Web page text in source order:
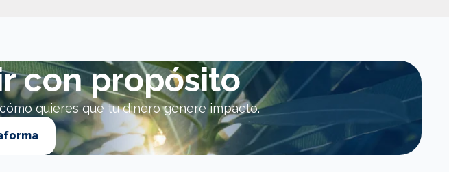
con propósito
quieres que tu dinero genere impacto.